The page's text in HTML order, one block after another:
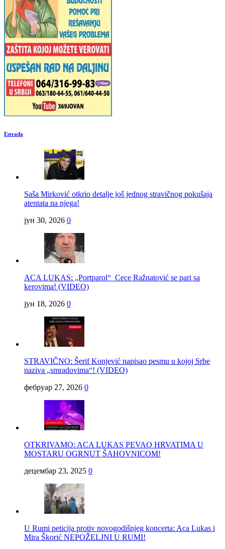
Estrada
Saša Mirković otkrio detalje još jednog stravičnog pokušaja
atentata na njega!
јун 30, 2026 0
ACA LUKAS: „Portparol“ Cece Ražnatović se pari sa
kerovima! (VIDEO)
јун 18, 2026 0
STRAVIČNO: Šerif Konjević napisao pesmu u kojoj Srbe
naziva „smradovima“! (VIDEO)
фебруар 27, 2026 0
OTKRIVAMO: ACA LUKAS PEVAO HRVATIMA U
MOSTARU OGRNUT ŠAHOVNICOM!
децембар 23, 2025 0
U Rumi peticija protiv novogodišnjeg koncerta: Aca Lukas i
Mira Škorić NEPOŽELJNI U RUMI!